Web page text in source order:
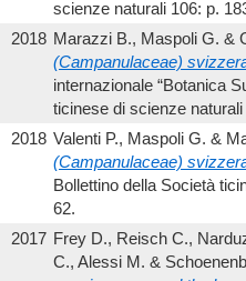
scienze naturali 106: p.
2018 Marazzi B., Maspoli G. &
(Campanulaceae)
internazionale “Botanica
ticinese di scienze
2018 Valenti P., Maspoli G. &
(Campanulaceae)
Bollettino della Società
62.
2017 Frey D., Reisch C.,
C., Alessi M. &